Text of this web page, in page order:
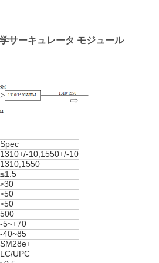
サーキュレータ モジュール
Spec
1310+/-10,1550+/-10
1310,1550
≤1.5
>30
>50
>50
500
-5~+70
-40~85
SM28e+
LC/UPC